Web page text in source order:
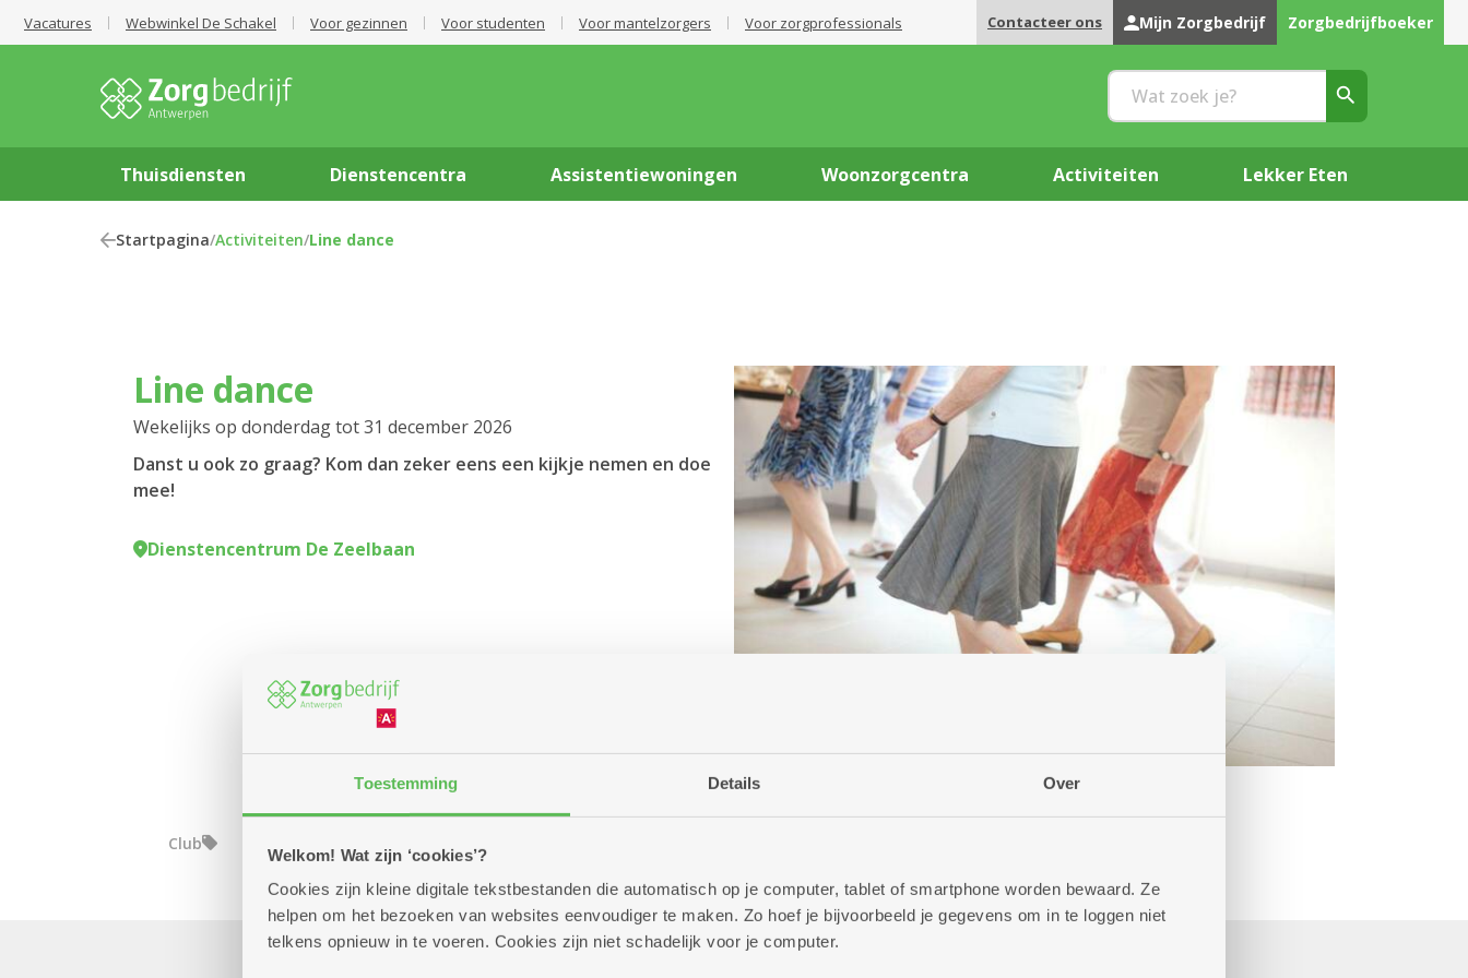
Toestemming Details Over
Welkom! Wat zijn ‘cookies’?
Cookies zijn kleine digitale tekstbestanden die automatisch op je computer, tablet of smartphone worden bewaard. Ze
helpen om het bezoeken van websites eenvoudiger te maken. Zo hoef je bijvoorbeeld je gegevens om in te loggen niet
telkens opnieuw in te voeren. Cookies zijn niet schadelijk voor je computer.
Vacatures Webwinkel De Schakel Voor gezinnen Voor studenten Voor mantelzorgers Voor zorgprofessionals Contacteer ons Mijn Zorgbedrijf Zorgbedrijfboeker
Thuisdiensten Dienstencentra Assistentiewoningen Woonzorgcentra Activiteiten Lekker Eten
Startpagina/Activiteiten/Line dance
Line dance
Wekelijks op donderdag tot 31 december 2026
Danst u ook zo graag? Kom dan zeker eens een kijkje nemen en doe
mee!
Dienstencentrum De Zeelbaan
Club